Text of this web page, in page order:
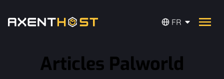
FR
Articles Palworld